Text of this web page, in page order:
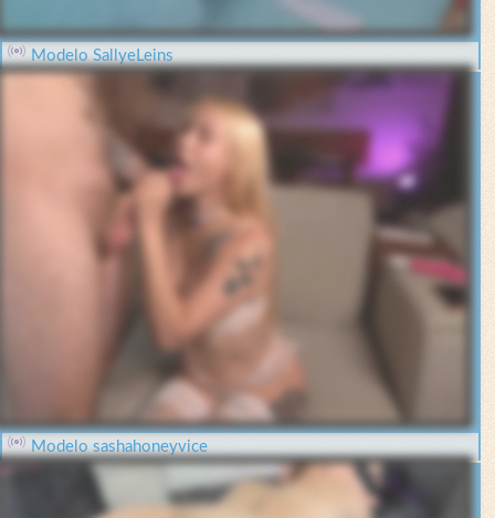
Modelo SallyeLeins
Modelo sashahoneyvice